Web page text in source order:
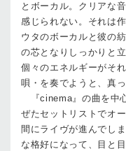
とボーカル。クリアな
感じられない。それは
ウタのボーカルと彼の
の芯となりしっかりと
個々のエネルギーがそ
唄・を奏でようと、真
『cinema』の曲を中
ぜたセットリストでオ
間にライヴが進んでし
な格好になって、目と